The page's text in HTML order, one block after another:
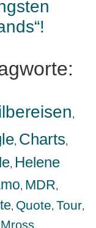
,
, Charts,
, Helene
, MDR,
, Quote, Tour,
,